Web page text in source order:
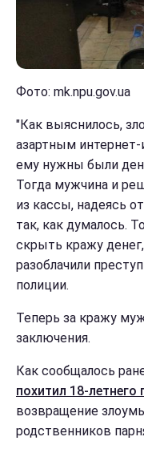
Фото: mk.npu.gov.ua
"Как выяснилось,
азартным
ему нужны были
Тогда мужчина и
из кассы, надеясь
так, как думалось.
скрыть кражу
разоблачили
полиции.
Теперь за кражу
заключения.
Как сообщалось
похитил 18-летнего
возвращение
родственников